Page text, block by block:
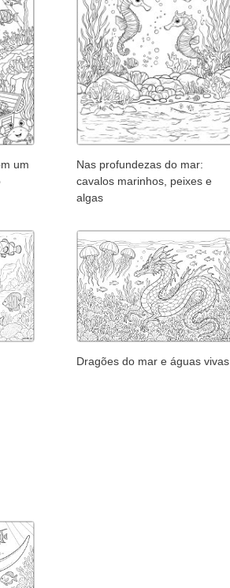
um
Nas profundezas do mar:
cavalos marinhos, peixes e
algas
Dragões do mar e águas vivas